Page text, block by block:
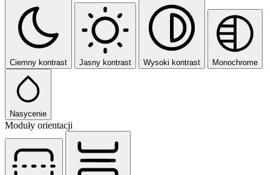
Ciemny kontrast Jasny kontrast Wysoki kontrast Monochrome
Nasycenie
Moduły orientacji